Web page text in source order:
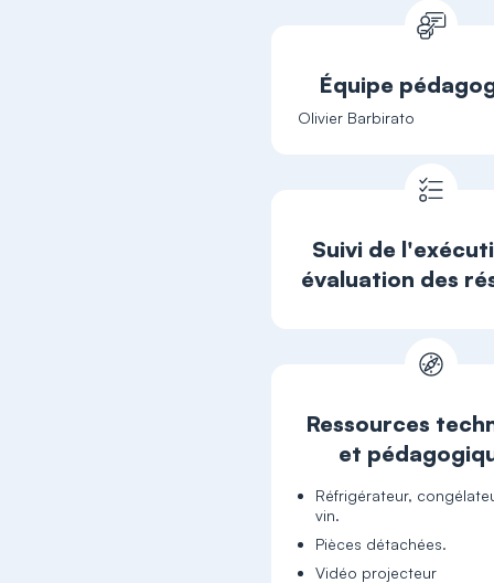
Équipe
Olivier Barbirato
Suivi de
évaluation des
Ressources
et
Réfrigérateur,
vin.
Pièces détachées.
Vidéo projecteur